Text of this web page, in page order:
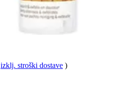
izklj. stroški dostave )